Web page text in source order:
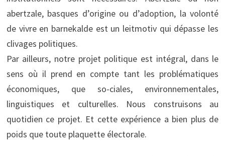
abertzale, basques d’origine ou d’adoption, la volonté
de vivre en barnekalde est un leitmotiv qui dépasse les
clivages politiques.
Par ailleurs, notre projet politique est intégral, dans le
sens où il prend en compte tant les problématiques
économiques, que so-ciales, environnementales,
linguistiques et culturelles. Nous construisons au
quotidien ce projet. Et cette expérience a bien plus de
poids que toute plaquette électorale.